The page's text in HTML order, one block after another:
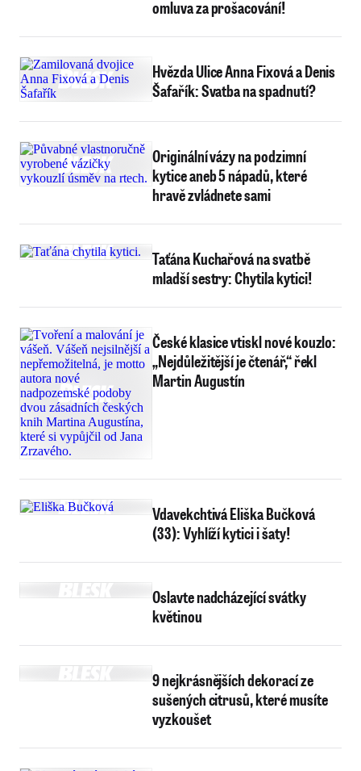
omluva za prošacování!
Hvězda Ulice Anna Fixová a Denis
Šafařík: Svatba na spadnutí?
Originální vázy na podzimní
kytice aneb 5 nápadů, které
hravě zvládnete sami
Taťána Kuchařová na svatbě
mladší sestry: Chytila kytici!
České klasice vtiskl nové kouzlo:
„Nejdůležitější je čtenář,“ řekl
Martin Augustín
Vdavekchtivá Eliška Bučková
(33): Vyhlíží kytici i šaty!
Oslavte nadcházející svátky
květinou
9 nejkrásnějších dekorací ze
sušených citrusů, které musíte
vyzkoušet